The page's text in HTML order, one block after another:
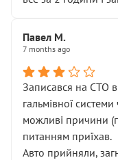
Павел М.
7 months ago
Записався на СТО
гальмівної
можливі причини
питанням приїхав.
Авто прийняли,